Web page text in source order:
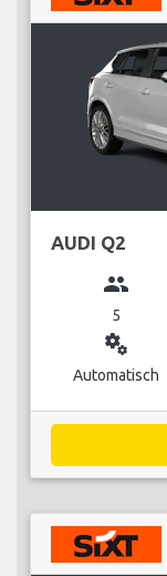
AUDI Q2
group
5
miscellaneous_services
Automatisch